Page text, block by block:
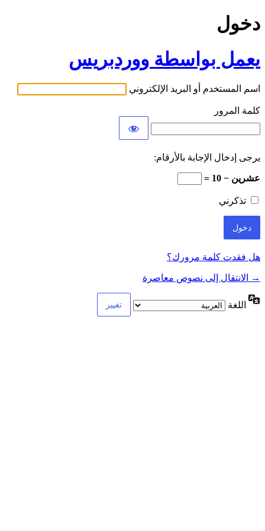
دخول
يعمل بواسطة ووردبريس
اسم المستخدم أو البريد الإلكتروني
كلمة المرور
يرجى إدخال الإجابة بالأرقام:
عشرين − 10 =
تذكرني
هل فقدت كلمة مرورك؟
→ الانتقال إلى نصوص معاصرة
اللغة